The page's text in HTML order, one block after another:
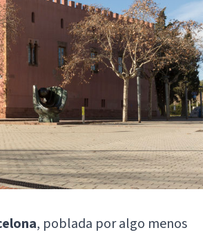
, poblada por algo menos